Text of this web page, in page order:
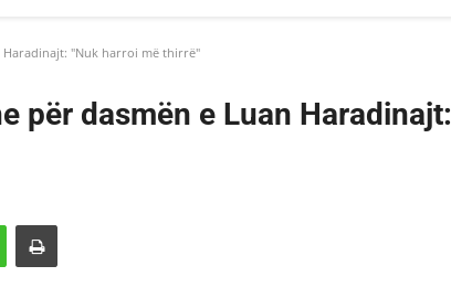
Haradinajt: "Nuk harroi më thirrë"
për dasmën e Luan Haradinajt: